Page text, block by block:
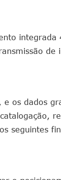
os dados
seguintes